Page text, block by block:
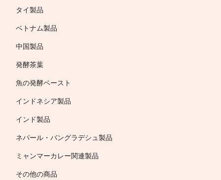
タイ製品
ベトナム製品
中国製品
発酵茶葉
魚の発酵ペースト
インドネシア製品
インド製品
ネパール・バングラデシュ製品
ミャンマーカレー関連製品
その他の商品